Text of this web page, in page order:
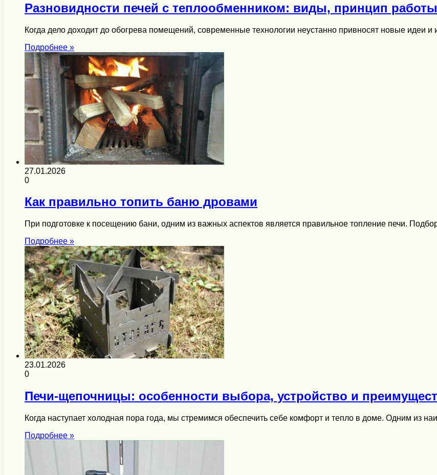
Разновидности печей с теплообменником: виды, принцип
Когда дело доходит до обогрева помещений, современные технологии неустанно привносят новые
Подробнее »
27.01.2026
0
Как правильно топить баню дровами
При подготовке к посещению бани, одним из важных аспектов является правильное топление печи.
Подробнее »
23.01.2026
0
Печи-щепочницы: особенности выбора, устройство и
Когда наступает холодная пора года, мы стремимся обеспечить себе комфорт и тепло в доме. Одним из
Подробнее »